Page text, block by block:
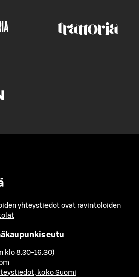
yhteystiedot ovat ravintoloiden
klo 8.30-16.30)
koko Suomi